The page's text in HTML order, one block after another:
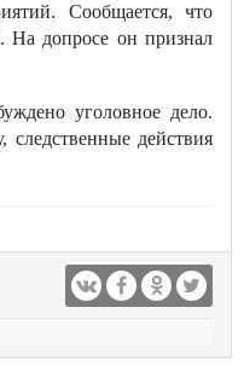
Сообщается, что
допросе он признал
уголовное дело.
следственные действия